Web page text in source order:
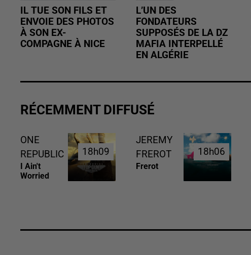
IL TUE SON FILS ET
ENVOIE DES PHOTOS
À SON EX-
COMPAGNE À NICE
L’UN DES
FONDATEURS
SUPPOSÉS DE LA DZ
MAFIA INTERPELLÉ
EN ALGÉRIE
RÉCEMMENT DIFFUSÉ
ONE
REPUBLIC
I Ain't
Worried
18h09
18h09
JEREMY
FREROT
Frerot
18h06
18h06